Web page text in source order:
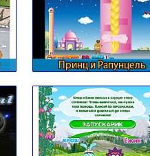
Принц и Рапунцель